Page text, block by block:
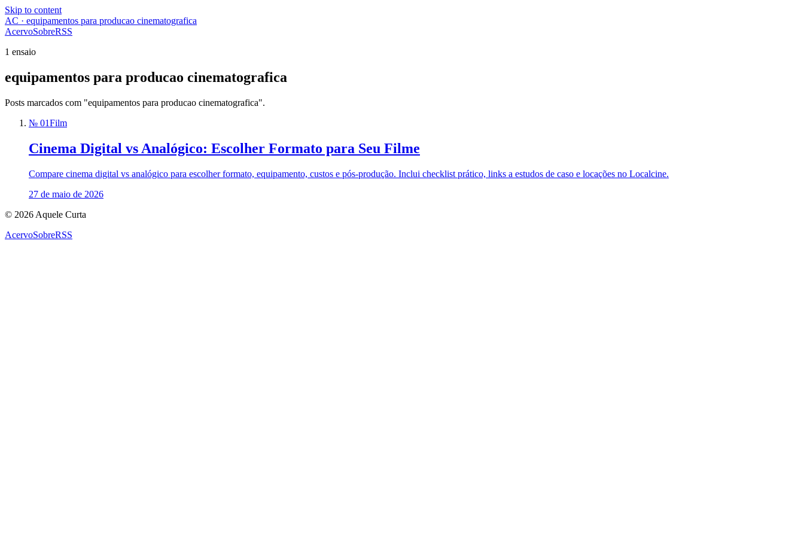
Skip to content
AC · equipamentos para producao cinematografica
AcervoSobreRSS
1 ensaio
equipamentos para producao cinematografica
Posts marcados com "equipamentos para producao cinematografica".
№ 01Film
Cinema Digital vs Analógico: Escolher Formato para Seu Filme
Compare cinema digital vs analógico para escolher formato, equipamento, custos e pós-produção. Inclui checklist prático, links a estudos de caso e locações no Localcine.
27 de maio de 2026
© 2026 Aquele Curta
AcervoSobreRSS